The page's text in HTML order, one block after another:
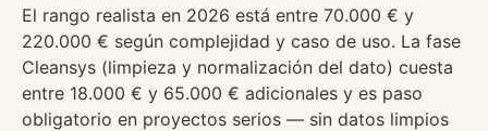
El rango realista en 2026 está entre 70.000 € y
220.000 € según complejidad y caso de uso. La fase
Cleansys (limpieza y normalización del dato) cuesta
entre 18.000 € y 65.000 € adicionales y es paso
obligatorio en proyectos serios — sin datos limpios